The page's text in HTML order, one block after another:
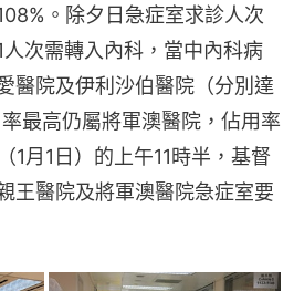
。除夕日急症室求診人次
次需轉入內科，當中內科病
醫院及伊利沙伯醫院（分別達
最高仍屬將軍澳醫院，佔用率
1月1日）的上午11時半，基督
王醫院及將軍澳醫院急症室要